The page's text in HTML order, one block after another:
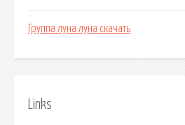
Группа луна луна скачать
Links